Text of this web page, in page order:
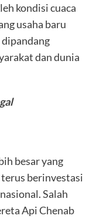
kondisi cuaca
usaha baru
dan dunia
besar yang
berinvestasi
Salah
Api Chenab